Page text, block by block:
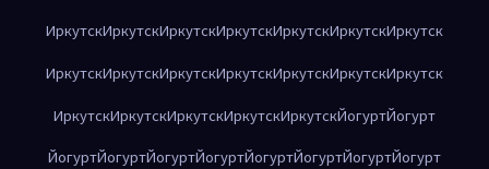
ИркутскИркутскИркутскИркутскИркутскИркутскИркутск
ИркутскИркутскИркутскИркутскИркутскИркутскИркутск
ИркутскИркутскИркутскИркутскИркутскЙогуртЙогурт
ЙогуртЙогуртЙогуртЙогуртЙогуртЙогуртЙогуртЙогурт